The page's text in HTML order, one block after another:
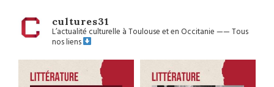
cultures31
L’actualité culturelle à Toulouse et en Occitanie——Tous
nos liens